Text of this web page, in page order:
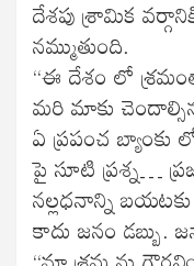
దేశపు శ్రామిక
నమ్ముతుంది.
“ఈ దేశం లో
మరి మాకు
ఏ ప్రపంచ బ్యాంకు
పై సూటి ప్రశ్న…
నల్లధనాన్ని
కాదు జనం డబ్బు.